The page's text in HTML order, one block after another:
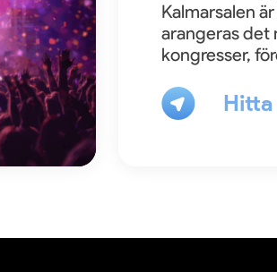
Kalmarsalen
arangeras det
kongresser,
Hitta